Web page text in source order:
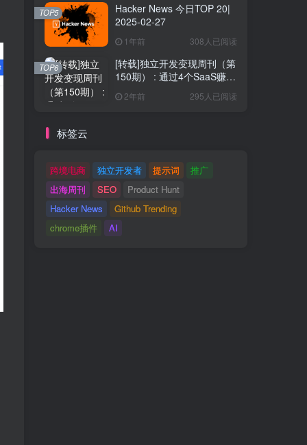
Hacker News 今日TOP 20|
2025-02-27
1年前 308人已阅读
TOP5
[转载]独立开发变现周刊（第
150期） : 通过4个SaaS赚取
2年前 295人已阅读
TOP6
标签云
跨境电商 独立开发者 提示词
推广
出海周刊
SEO
Product Hunt
Hacker News
Github Trending
chrome插件
AI